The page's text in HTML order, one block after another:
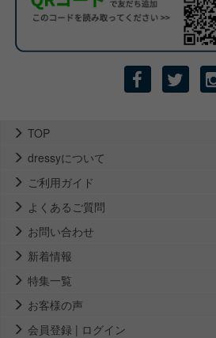
TOP
dressyについて
ご利用ガイド
よくあるご質問
お問い合わせ
新着情報
特集一覧
お客様の声
会員登録 | ログイン